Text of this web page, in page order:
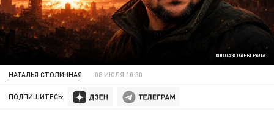
КОЛЛАЖ ЦАРЬГРАДА
НАТАЛЬЯ СТОЛИЧНАЯ 08 ИЮЛЯ 10:30
ПОДПИШИТЕСЬ: